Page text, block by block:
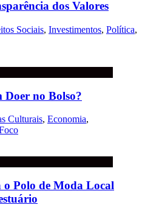
dos Valores
Sociais, Investimentos, Política,
Doer no Bolso?
Culturais, Economia,
Polo de Moda Local